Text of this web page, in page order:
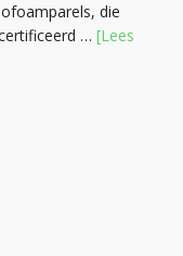
die
… [Lees